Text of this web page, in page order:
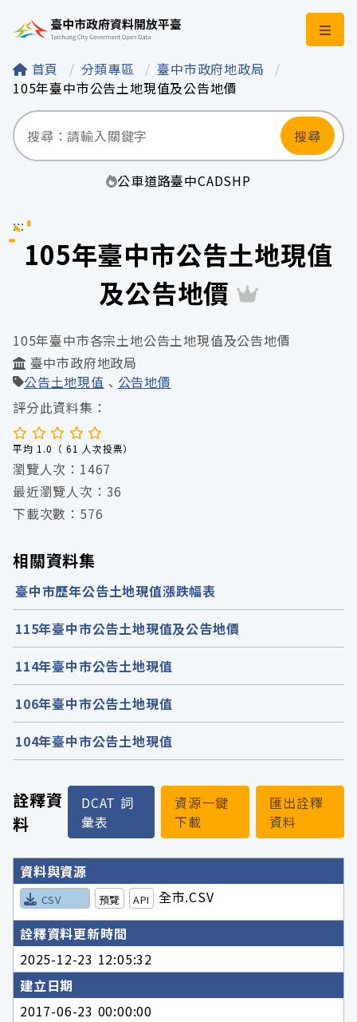
臺中市政府資料開
首頁 分類專區
臺中市政府地政局
105年臺中市公告土地現值及公告地價
搜尋
公車道路臺中CADSHP
:::
105年臺中市公告土地現值
及公告地價
詮釋資
料
DCAT 詞
彙表
資源一鍵
下載
匯出詮釋
資料
詮釋資料詳細內容
資料與資源
CSV 預覽 API
全市.CSV
詮釋資料更新時間
2025-12-23 12:05:32
建立日期
2017-06-23 00:00:00
105年臺中市各宗土地公告土地現值及公告地價
臺中市政府地政局
公告土地現值
公告地價
評分此資料集：
平均 1.0（ 61 人次投票）
瀏覽人次：1467
最近瀏覽人次：36
下載次數：576
相關資料集
臺中市歷年公告土地現值漲跌幅表
115年臺中市公告土地現值及公告地價
114年臺中市公告土地現值
106年臺中市公告土地現值
104年臺中市公告土地現值